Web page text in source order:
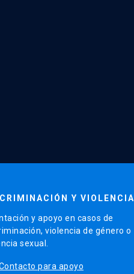
Y VIOLENCIA
y apoyo en casos de
violencia de género o
sexual.
para apoyo